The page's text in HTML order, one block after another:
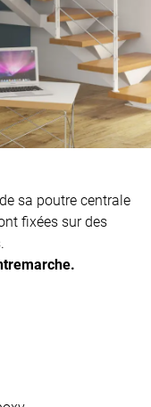
sa poutre centrale
fixées sur des